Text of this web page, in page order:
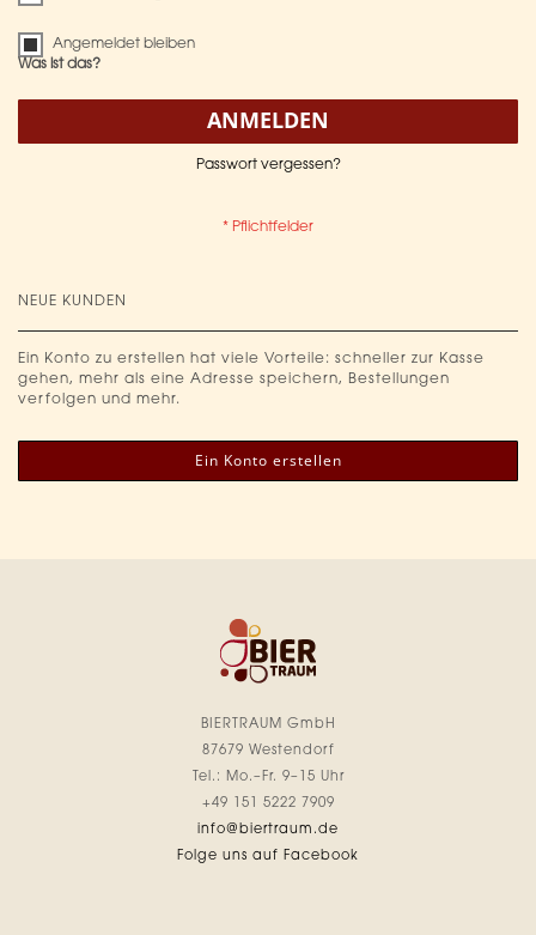
Angemeldet bleiben
Was ist das?
ANMELDEN
Passwort vergessen?
NEUE KUNDEN
Ein Konto zu erstellen hat viele Vorteile: schneller zur Kasse
gehen, mehr als eine Adresse speichern, Bestellungen
verfolgen und mehr.
Ein Konto erstellen
BIERTRAUM GmbH
87679 Westendorf
Tel.: Mo.–Fr. 9–15 Uhr
+49 151 5222 7909
info@biertraum.de
Folge uns auf Facebook